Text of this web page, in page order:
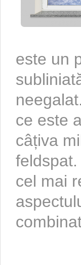
este un
ce este
câțiva
cel mai